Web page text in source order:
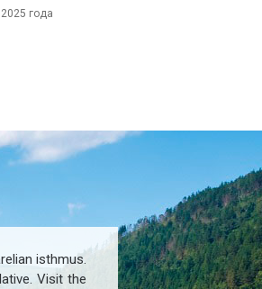
года
isthmus.
Visit the